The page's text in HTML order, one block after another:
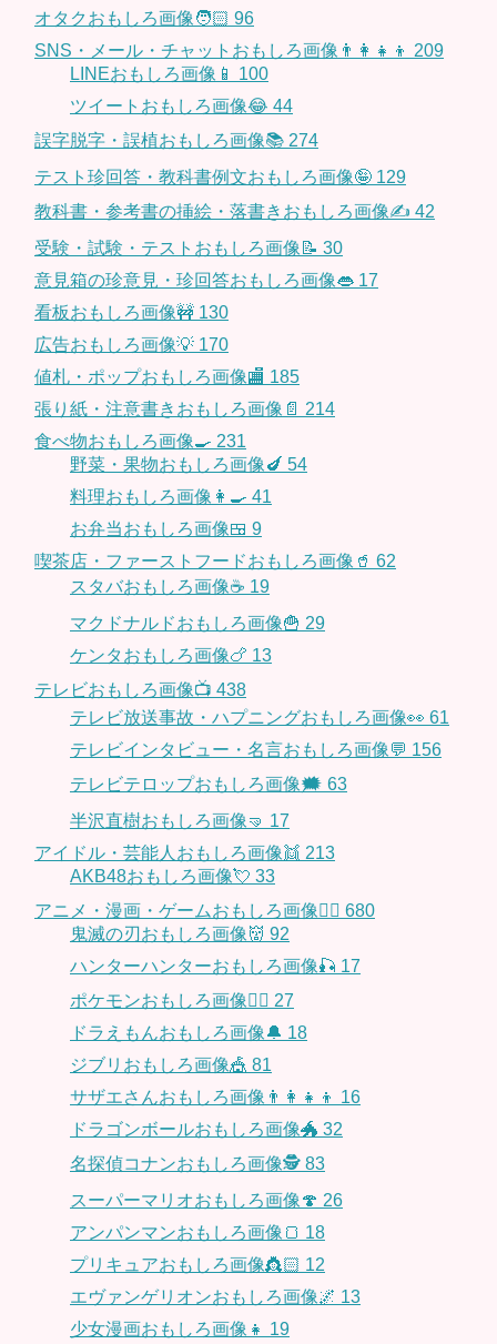
オタクおもしろ画像🧑🏻 96
SNS・メール・チャットおもしろ画像👨‍👩‍👧‍👦 209
LINEおもしろ画像📱 100
ツイートおもしろ画像😂 44
誤字脱字・誤植おもしろ画像📚 274
テスト珍回答・教科書例文おもしろ画像🤪 129
教科書・参考書の挿絵・落書きおもしろ画像✍️ 42
受験・試験・テストおもしろ画像📝 30
意見箱の珍意見・珍回答おもしろ画像👄 17
看板おもしろ画像🚧 130
広告おもしろ画像💡 170
値札・ポップおもしろ画像🏬 185
張り紙・注意書きおもしろ画像📄 214
食べ物おもしろ画像🍳 231
野菜・果物おもしろ画像🍆 54
料理おもしろ画像👩‍🍳 41
お弁当おもしろ画像🍱 9
喫茶店・ファーストフードおもしろ画像🥤 62
スタバおもしろ画像☕️ 19
マクドナルドおもしろ画像🍟 29
ケンタおもしろ画像🍗 13
テレビおもしろ画像📺 438
テレビ放送事故・ハプニングおもしろ画像👀 61
テレビインタビュー・名言おもしろ画像💬 156
テレビテロップおもしろ画像🗯 63
半沢直樹おもしろ画像🤜 17
アイドル・芸能人おもしろ画像👯 213
AKB48おもしろ画像💘 33
アニメ・漫画・ゲームおもしろ画像🧚‍♀️ 680
鬼滅の刃おもしろ画像👹 92
ハンターハンターおもしろ画像🎣 17
ポケモンおもしろ画像🤹‍♂️ 27
ドラえもんおもしろ画像🔔 18
ジブリおもしろ画像🎪 81
サザエさんおもしろ画像👨‍👩‍👧‍👦 16
ドラゴンボールおもしろ画像🐲 32
名探偵コナンおもしろ画像🕵️ 83
スーパーマリオおもしろ画像🍄 26
アンパンマンおもしろ画像🍞 18
プリキュアおもしろ画像👸🏻 12
エヴァンゲリオンおもしろ画像🌌 13
少女漫画おもしろ画像👧 19